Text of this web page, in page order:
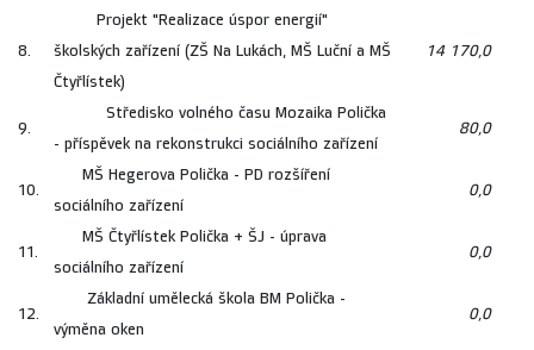
8.
Projekt "Realizace úspor energií"
školských zařízení (ZŠ Na Lukách, MŠ Luční a MŠ
Čtyřlístek)
14 170,0
9.
Středisko volného času Mozaika Polička
- příspěvek na rekonstrukci sociálního zařízení
80,0
10.
MŠ Hegerova Polička - PD rozšíření
sociálního zařízení
0,0
11.
MŠ Čtyřlístek Polička + ŠJ - úprava
sociálního zařízení
0,0
12.
Základní umělecká škola BM Polička -
výměna oken
0,0